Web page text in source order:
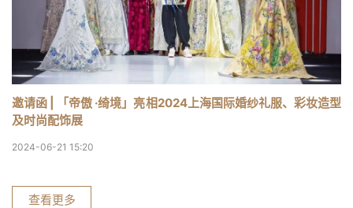
邀请函 | 「帝傲 ·绮境」亮相2024上海国际婚纱礼服、彩妆造型
及时尚配饰展
2024-06-21 15:20
查看更多